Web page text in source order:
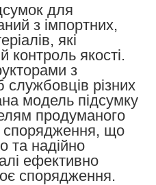
для
з імпортних,
які
контроль якості.
з
різних
модель підсумку
продуманого
спорядження, що
та надійно
ефективно
спорядження.